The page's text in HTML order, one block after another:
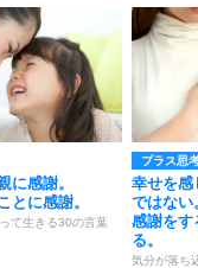
に感謝。
とに感謝。
て生きる30の言葉
プラス思
幸せを感
ではない
感謝をす
る。
気分が落ち